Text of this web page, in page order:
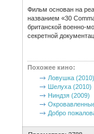
Фильм основан на
названием «30
британской военно-
секретной
Похожее кино:
Ловушка (2010)
Шелуха (2010)
Ниндзя (2009)
Добро